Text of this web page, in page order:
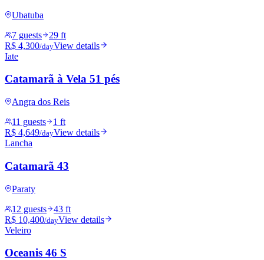
Ubatuba
7 guests
29 ft
R$ 4,300/dayView details
Iate
Catamarã à Vela 51 pés
Angra dos Reis
11 guests
1 ft
R$ 4,649/dayView details
Lancha
Catamarã 43
Paraty
12 guests
43 ft
R$ 10,400/dayView details
Veleiro
Oceanis 46 S